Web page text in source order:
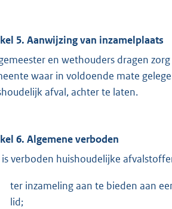
5. Aanwijzing van inzamelplaats
en wethouders dragen
waar in voldoende mate
afval, achter te laten.
6. Algemene verboden
verboden huishoudelijke
ter inzameling aan te bieden aan
lid;